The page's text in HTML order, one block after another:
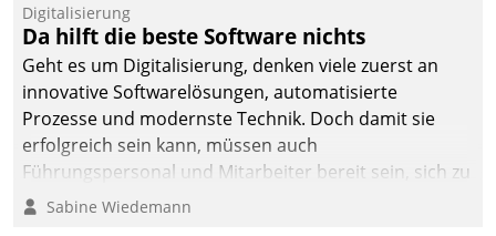
Digitalisierung
Da hilft die beste Software nichts
Geht es um Digitalisierung, denken viele zuerst an
innovative Softwarelösungen, automatisierte
Prozesse und modernste Technik. Doch damit sie
erfolgreich sein kann, müssen auch
Führungspersonal und Mitarbeiter bereit sein, sich zu
verändern und anzupassen, sonst werden sie an ihr
Sabine Wiedemann